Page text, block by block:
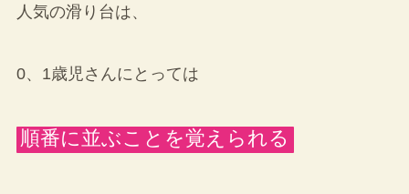
人気の滑り台は、
0、1歳児さんにとっては
順番に並ぶことを覚えられる